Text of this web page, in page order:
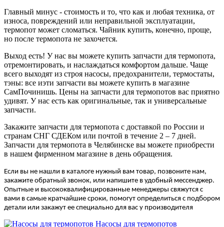
Главный минус - стоимость и то, что как и любая техника, от
износа, повреждений или неправильной эксплуатации,
термопот может сломаться. Чайник купить, конечно, проще,
но после термопота не захочется.
Выход есть! У нас вы можете купить запчасти для термопота,
отремонтировать, и наслаждаться комфортом дальше. Чаще
всего выходят из строя насосы, предохранители, термостаты,
тэны: все иэти запчасти вы можете купить в магазине
СамПочинишь. Цены на запчасти для термопотов вас приятно
удивят. У нас есть как оригинальные, так и универсальные
запчасти.
Закажите запчасти для термопота с доставкой по России и
странам СНГ СДЕКом или почтой в течение 2 – 7 дней.
Запчасти для термопота в Челябинске вы можете приобрести
в нашем фирменном магазине в день обращения.
Если вы не нашли в каталоге нужный вам товар, позвоните нам,
закажите обратный звонок, или напишите в удобный мессенджер.
Опытные и высококвалифицированные менеджеры свяжутся с
вами в самые кратчайшие сроки, помогут определиться с подбором
детали или закажут ее специально для вас у производителя
Насосы для термопотов